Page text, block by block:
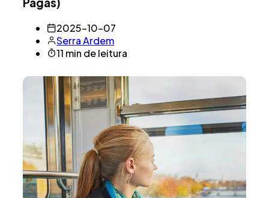
2025-10-07
Serra Ardem
11 min de leitura